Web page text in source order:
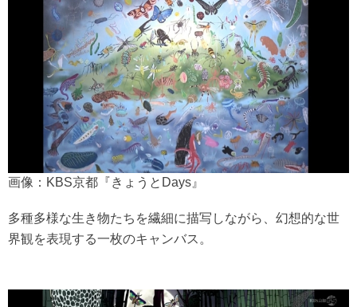
画像：KBS京都『きょうとDays』
多種多様な生き物たちを繊細に描写しながら、幻想的な世
界観を表現する一枚のキャンバス。